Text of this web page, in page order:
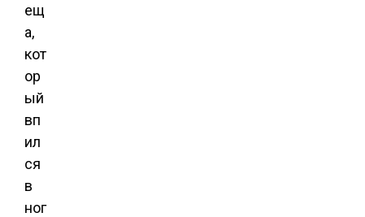
ещ
а,
кот
ор
ый
вп
ил
ся
в
ног